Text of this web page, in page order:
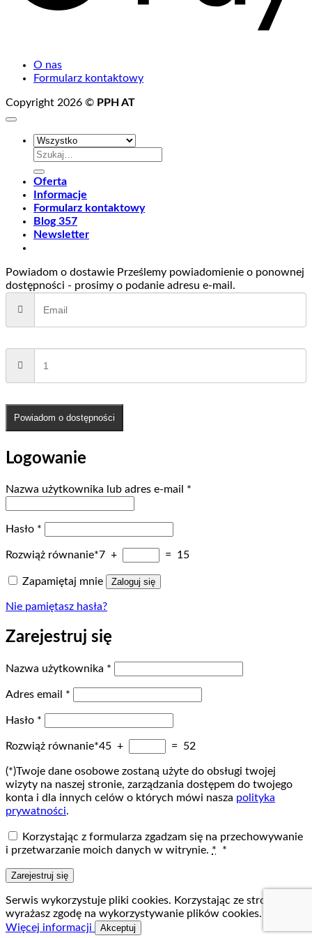
O nas
Formularz kontaktowy
Copyright 2026 © PPH AT
Szukaj:
Oferta
Informacje
Formularz kontaktowy
Blog 357
Newsletter
Powiadom o dostawie Prześlemy powiadomienie o ponownej
dostępności - prosimy o podanie adresu e-mail.
Powiadom o dostępności
Logowanie
Nazwa użytkownika lub adres e-mail *
Hasło *
Rozwiąż równanie*7 + = 15
Zapamiętaj mnie Zaloguj się
Nie pamiętasz hasła?
Zarejestruj się
Nazwa użytkownika *
Adres email *
Hasło *
Rozwiąż równanie*45 + = 52
(*)Twoje dane osobowe zostaną użyte do obsługi twojej
wizyty na naszej stronie, zarządzania dostępem do twojego
konta i dla innych celów o których mówi nasza polityka
prywatności.
Korzystając z formularza zgadzam się na przechowywanie
i przetwarzanie moich danych w witrynie. * *
Zarejestruj się
Serwis wykorzystuje pliki cookies. Korzystając ze strony
wyrażasz zgodę na wykorzystywanie plików cookies.
Więcej informacji
Akceptuj